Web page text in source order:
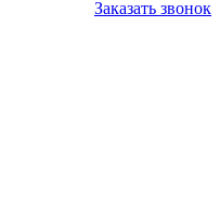
Заказать звонок